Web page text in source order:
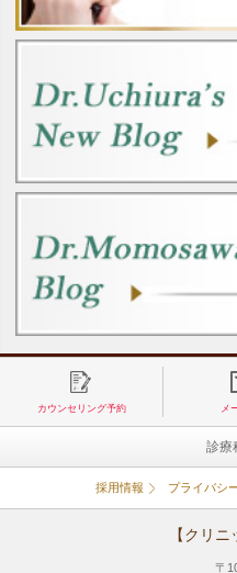
カウンセリング予約 メ
診療
採用情報 プライバシ
【クリニ
〒